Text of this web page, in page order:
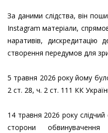
За даними слідства, він
Instagram матеріали,
наративів, дискредитацію
створення передумов для
5 травня 2026 року йому
2 ст. 28, ч. 2 ст. 111 КК
14 травня 2026 року
сторони